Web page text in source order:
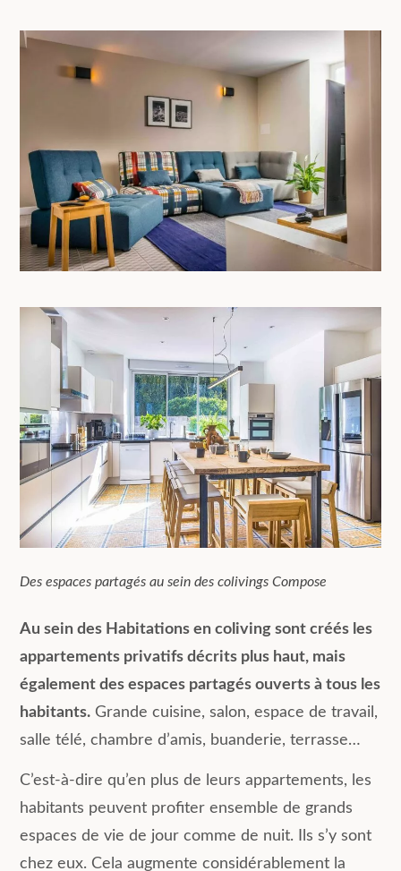
Des espaces partagés au sein des colivings Compose
Au sein des Habitations en coliving sont créés les
appartements privatifs décrits plus haut, mais
également des espaces partagés ouverts à tous les
habitants. Grande cuisine, salon, espace de travail,
salle télé, chambre d’amis, buanderie, terrasse…
C’est-à-dire qu’en plus de leurs appartements, les
habitants peuvent profiter ensemble de grands
espaces de vie de jour comme de nuit. Ils s’y sont
chez eux. Cela augmente considérablement la